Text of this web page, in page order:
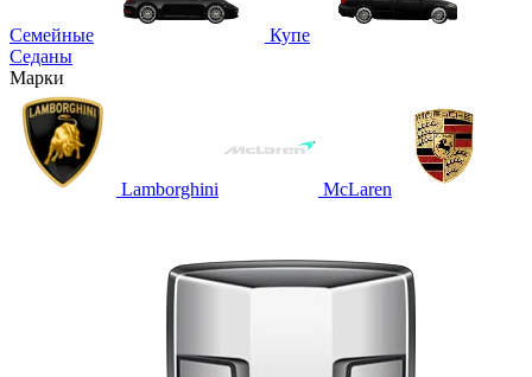
Семейные
Купе
Седаны
Марки
Lamborghini McLaren